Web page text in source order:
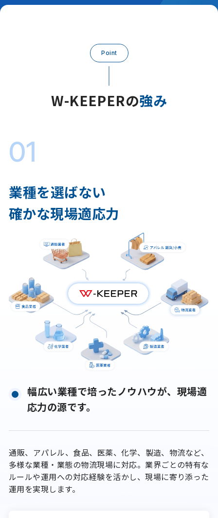
Point
W-KEEPERの強み
01
業種を選ばない
確かな現場適応力
幅広い業種で培ったノウハウが、現場適
応力の源です。
通販、アパレル、食品、医薬、化学、製造、物流など、
多様な業種・業態の物流現場に対応。業界ごとの特有な
ルールや運用への対応経験を活かし、現場に寄り添った
運用を実現します。